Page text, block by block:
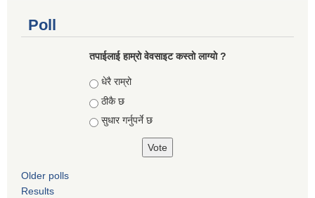
Poll
तपाईलाई हाम्रो वेवसाइट कस्ताे लाग्याे ?
Choices
धेरै राम्रो
ठीकै छ
सुधार गर्नुपर्ने छ
Older polls
Results